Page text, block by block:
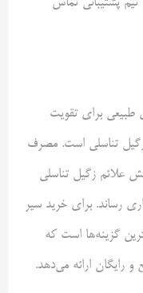
طبیعی برای تقویت
زگیل تناسلی است. مصرف
علائم زگیل تناسلی
رساند. برای خرید سیر
گزینه‌ها است که
رایگان ارائه می‌دهد.